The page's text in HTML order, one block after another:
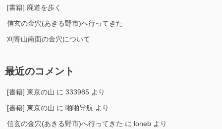
[書籍] 廃道を歩く
信玄の金穴(あきる野市)へ行ってきた
刈寄山南面の金穴について
最近のコメント
[書籍] 東京の山 に 333985 より
[書籍] 東京の山 に 啪啪导航 より
信玄の金穴(あきる野市)へ行ってきた に loneb より